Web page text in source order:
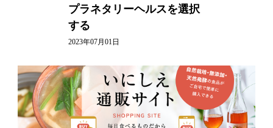
プラネタリーヘルスを選択
する
2023年07月01日